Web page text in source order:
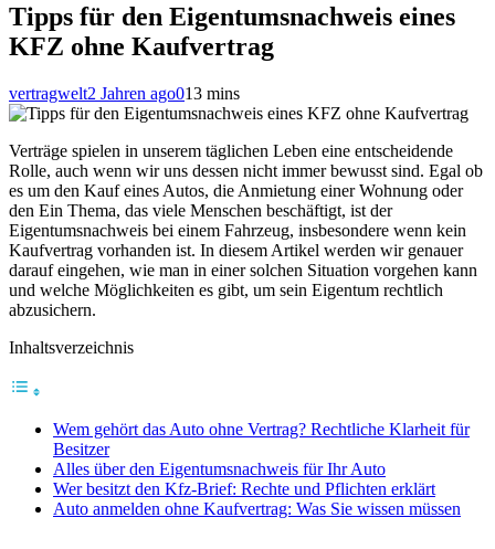
Tipps für den Eigentumsnachweis eines
KFZ ohne Kaufvertrag
vertragwelt2 Jahren ago013 mins
Verträge spielen in unserem täglichen Leben eine entscheidende
Rolle, auch wenn wir uns dessen nicht immer bewusst sind. Egal ob
es um den Kauf eines Autos, die Anmietung einer Wohnung oder
den Ein Thema, das viele Menschen beschäftigt, ist der
Eigentumsnachweis bei einem Fahrzeug, insbesondere wenn kein
Kaufvertrag vorhanden ist. In diesem Artikel werden wir genauer
darauf eingehen, wie man in einer solchen Situation vorgehen kann
und welche Möglichkeiten es gibt, um sein Eigentum rechtlich
abzusichern.
Inhaltsverzeichnis
Wem gehört das Auto ohne Vertrag? Rechtliche Klarheit für
Besitzer
Alles über den Eigentumsnachweis für Ihr Auto
Wer besitzt den Kfz-Brief: Rechte und Pflichten erklärt
Auto anmelden ohne Kaufvertrag: Was Sie wissen müssen